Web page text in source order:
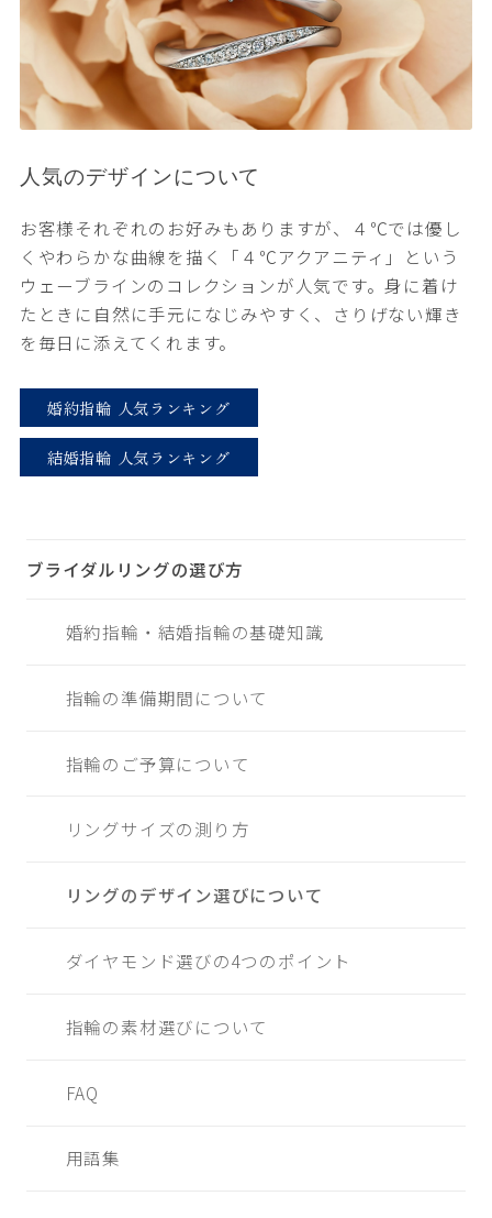
人気のデザインについて
お客様それぞれのお好みもありますが、４℃では優し
くやわらかな曲線を描く「４℃アクアニティ」という
ウェーブラインのコレクションが人気です。身に着け
たときに自然に手元になじみやすく、さりげない輝き
を毎日に添えてくれます。
婚約指輪 人気ランキング
結婚指輪 人気ランキング
ブライダルリングの選び方
婚約指輪・結婚指輪の基礎知識
指輪の準備期間について
指輪のご予算について
リングサイズの測り方
リングのデザイン選びについて
ダイヤモンド選びの4つのポイント
指輪の素材選びについて
FAQ
用語集